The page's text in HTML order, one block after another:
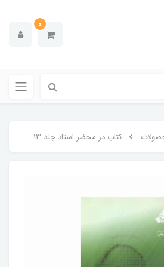
0
کتاب در محضر استاد جلد 13